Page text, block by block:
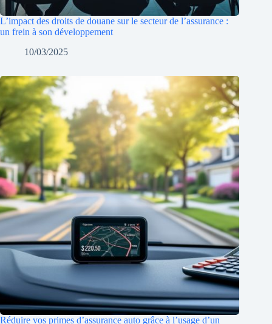
L’impact des droits de douane sur le secteur de l’assurance :
un frein à son développement
10/03/2025
Réduire vos primes d’assurance auto grâce à l’usage d’un